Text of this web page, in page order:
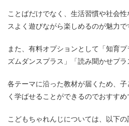
ことばだけでなく、生活習慣や社会
スよく遊びながら楽しめるのが魅力で
また、有料オプションとして「知育
ズムダンスプラス」「読み聞かせプラ
各テーマに沿った教材が届くため、
く学ばせることができるのでおすすめ
こどもちゃれんじについては、以下